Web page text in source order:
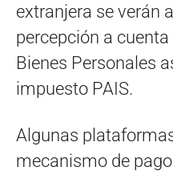
extranjera se verán
percepción a
Bienes Personales
impuesto PAIS.
Algunas
mecanismo de